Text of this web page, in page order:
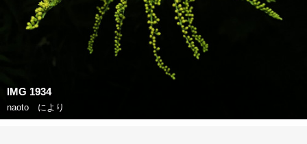
IMG 1934
naoto により